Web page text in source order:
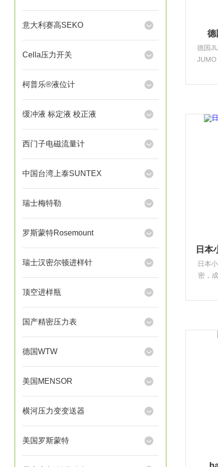
意大利赛高SEKO
Cella压力开关
柯普乐®液位计
缓冲液 标定液 校正液
西门子电磁流量计
中国台湾上泰SUNTEX
瑞士梅特勒
罗斯蒙特Rosemount
瑞士汉密尔顿进样针
顶空进样瓶
国产精密压力表
德国WTW
美国MENSOR
横河压力变变送器
美国罗斯蒙特
德
德国
技术
日本
密，
真空